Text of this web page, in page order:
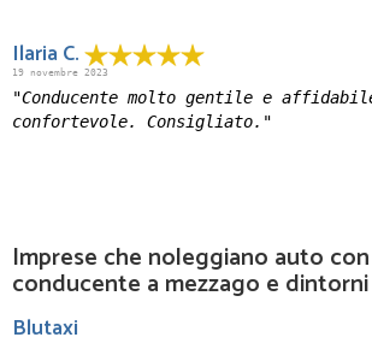
Ilaria C.
19 novembre 2023
"Conducente molto gentile e
confortevole. Consigliato."
Imprese che noleggiano auto
conducente a mezzago e dintorni
Blutaxi